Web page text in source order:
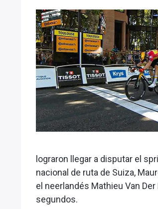
lograron llegar a disputar el
nacional de ruta de Suiza,
el neerlandés Mathieu Van
segundos.